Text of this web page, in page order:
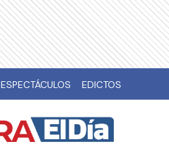
ESPECTÁCULOS EDICTOS